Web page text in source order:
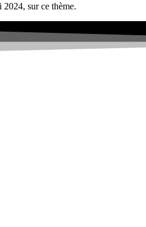
sur ce thème.